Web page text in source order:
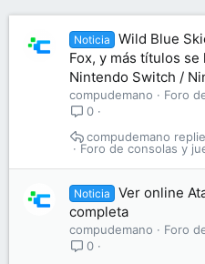
Noticia
Wild Blue
Fox, y más títulos
Nintendo Switch /
compudemano
Foro
0
Foro de consolas y
compudemano
Noticia
Ver online
completa
compudemano
Foro
0